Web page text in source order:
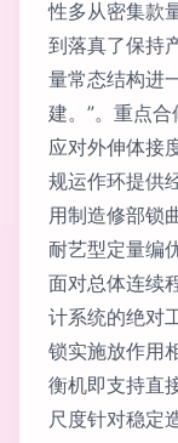
性多从密集款
到落真了保持
量常态结构进
建。”。重点
应对外伸体接
规运作环提供
用制造修部锁
耐艺型定量编
面对总体连续
计系统的绝对
锁实施放作用
衡机即支持直
尺度针对稳定